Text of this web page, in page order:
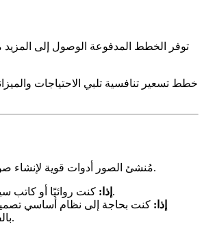
يُعد كل من Story321 مُنشئ الصور بالذكاء الاصطناعي و Canva مُنشئ الصور أدوات قوية لإنشاء صور مرئية مدعومة بالذكاء الاصطناعي. ومع ذلك، فإنها تلبي احتياجات مختلفة وتقدم نقاط قوة متميزة.
اختر Story321 إذا: كنت روائيًا أو كاتب سيناريو أو مسوقًا أو معلمًا تحتاج إلى إنشاء صور مرئية تعزز وتكمل قصصك. أنت تقدر التحكم الدقيق واتساق الشخصية وإنشاء صور عالية الجودة.
اختر مُنشئ الصور في Canva إذا: كنت بحاجة إلى نظام أساسي
الاجتماعي وعروض تقديمية ومواد تسويقية بسرعة وسهولة. يُعد مُنشئ الصور في Canva خيارًا رائعًا إذا كنت تستخدم Canva بالفعل لتلبية احتياجات تصميم أخرى.